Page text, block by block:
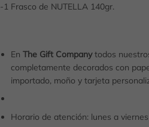
-1 Frasco de NUTELLA 140gr.
En The Gift Companytodos
completamente decorados con
importado, moño y tarjeta
Horario de atención: lunes a